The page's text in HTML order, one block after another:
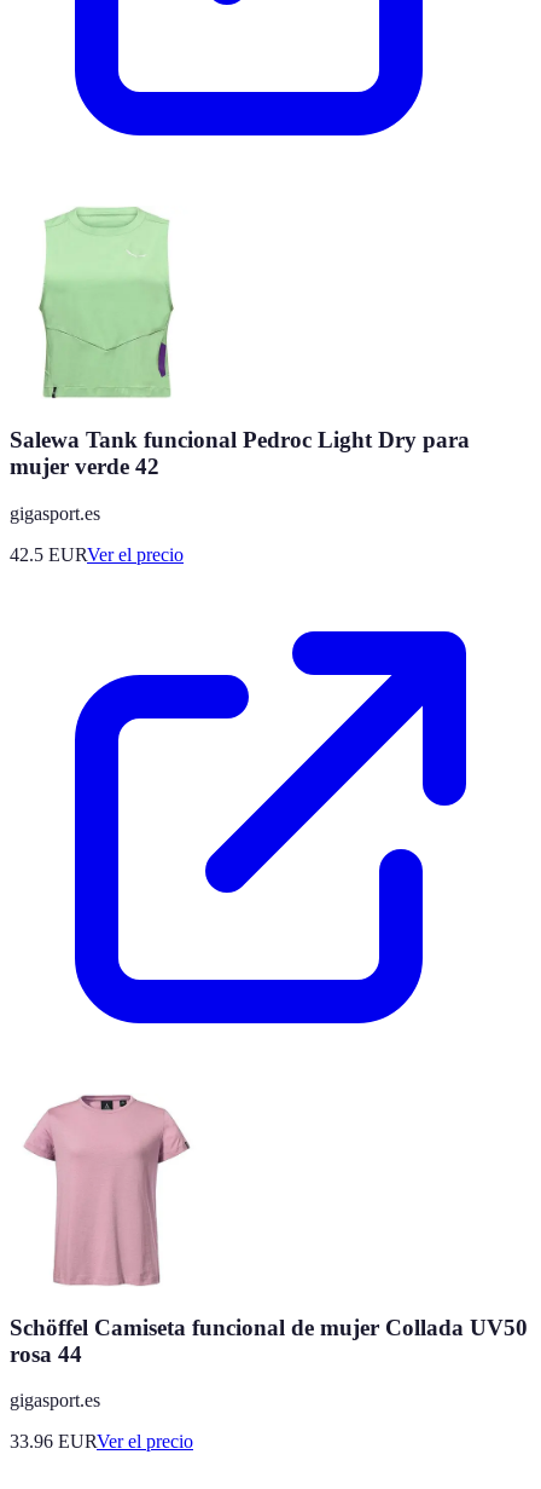
Salewa Tank funcional Pedroc Light Dry para
mujer verde 42
gigasport.es
42.5 EURVer el precio
Schöffel Camiseta funcional de mujer Collada UV50
rosa 44
gigasport.es
33.96 EURVer el precio